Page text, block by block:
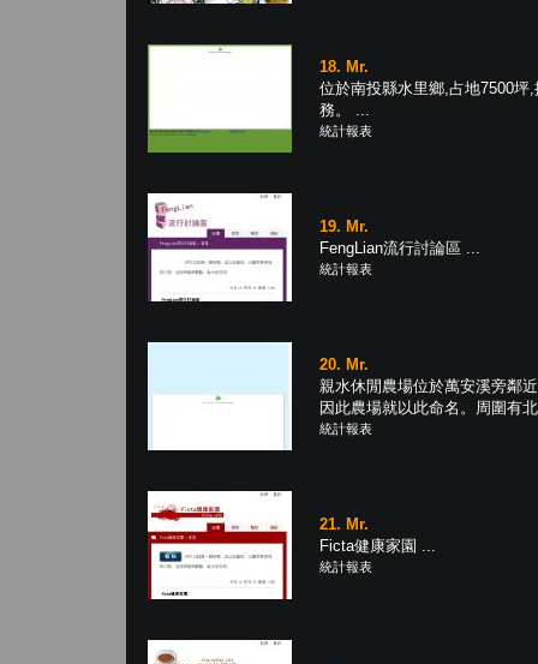
18. Mr.
位於南投縣水里鄉,占地7500
務。 ...
統計報表
19. Mr.
FengLian流行討論區 ...
統計報表
20. Mr.
親水休閒農場位於萬安溪旁鄰
因此農場就以此命名。周圍有
統計報表
21. Mr.
Ficta健康家園 ...
統計報表